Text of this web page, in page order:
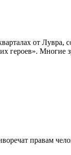
от Лувра,
героев».
правам